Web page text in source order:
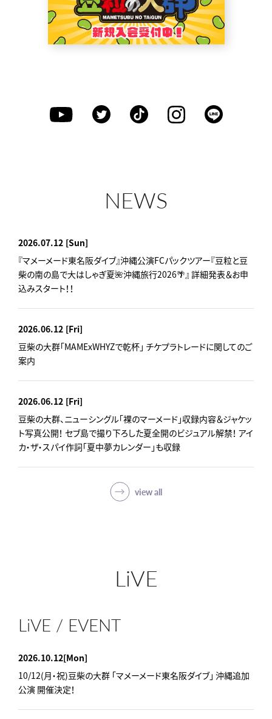
NEWS
view all
2026.07.12 [Sun]
『マメーメード東名阪ダイブ』沖縄公演FCパックツアー『豆粒と豆
柴の南の島で大はしゃぎ夏🌺沖縄旅行2026🌴』 詳細発表＆お申
込みスタート！！
2026.06.12 [Fri]
豆柴の大群「MAMExWHYZで乾杯」 チケプラトレードに関してのご
案内
2026.06.12 [Fri]
豆柴の大群、ニューシングル「裸のマーメード」収録内容＆ジャケッ
ト写真公開！ セブ島で撮り下ろした夏全開のビジュアル解禁！ アイ
カ・ザ・スパイ作詞「夏中夢カレンダー」も収録
LiVE
LiVE / EVENT
2026.10.12[Mon]
10/12(月・祝)豆柴の大群 「マメーメード東名阪ダイブ」 沖縄追加
公演 開催決定！